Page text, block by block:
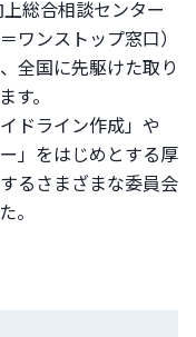
総合相談センター
ワンストップ窓口）
全国に先駆けた取り
。
ドライン作成」や
」をはじめとする厚
るさまざまな委員会
。